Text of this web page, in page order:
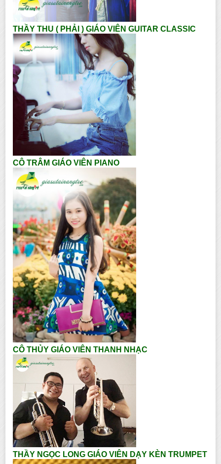
THẦY THU ( PHẢI ) GIÁO VIÊN GUITAR CLASSIC
CÔ TRÂM GIÁO VIÊN PIANO
CÔ THỦY GIÁO VIÊN THANH NHẠC
THẦY NGỌC LONG GIÁO VIÊN DẠY KÈN TRUMPET